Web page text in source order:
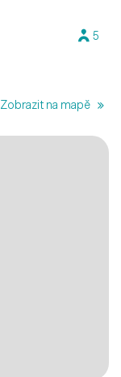
5
Zobrazit na mapě